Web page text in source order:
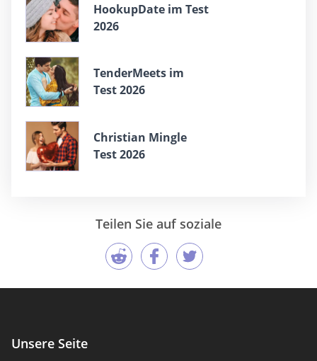
HookupDate im Test
2026
TenderMeets im
Test 2026
Christian Mingle
Test 2026
Teilen Sie auf soziale
Unsere Seite